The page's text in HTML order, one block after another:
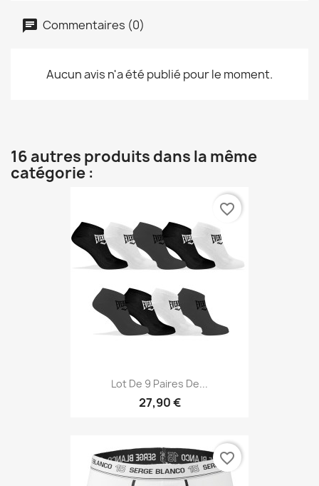
Commentaires (0)
Aucun avis n'a été publié pour le moment.
16 autres produits dans la même
catégorie :
Lot De 9 Paires De...
27,90 €
favorite_border
favorite_border